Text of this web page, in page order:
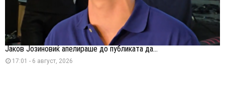
Јаков Јозиновиќ апелираше до публиката да...
17:01 - 6 август, 2026